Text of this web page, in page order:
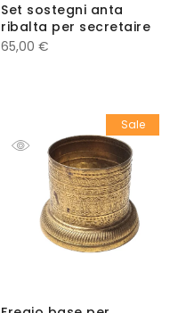
Set sostegni anta
ribalta per secretaire
65,00 €
Sale